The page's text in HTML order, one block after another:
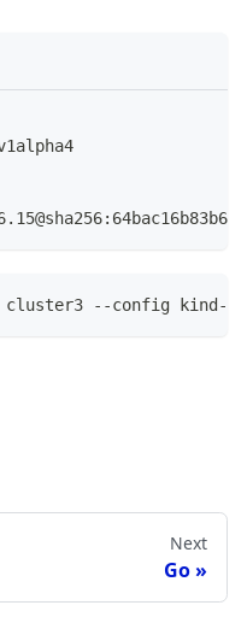
:
cluster3 --config kind-
Next
Go